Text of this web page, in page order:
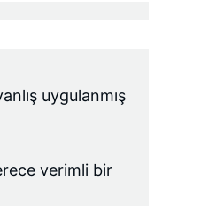
uygulanmış
verimli bir